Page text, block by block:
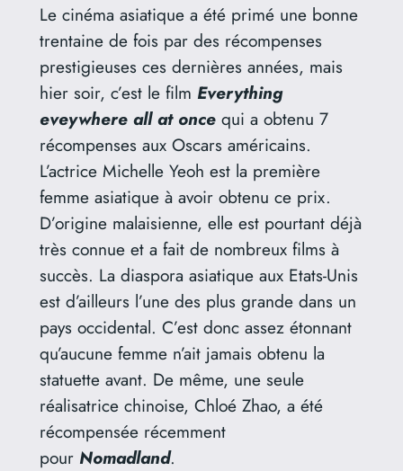
Le cinéma asiatique a été primé une bonne
trentaine de fois par des récompenses
prestigieuses ces dernières années, mais
hier soir, c’est le film Everything
eveywhere all at once qui a obtenu 7
récompenses aux Oscars américains.
L’actrice Michelle Yeoh est la première
femme asiatique à avoir obtenu ce prix.
D’origine malaisienne, elle est pourtant déjà
très connue et a fait de nombreux films à
succès. La diaspora asiatique aux Etats-Unis
est d’ailleurs l’une des plus grande dans un
pays occidental. C’est donc assez étonnant
qu’aucune femme n’ait jamais obtenu la
statuette avant. De même, une seule
réalisatrice chinoise, Chloé Zhao, a été
récompensée récemment
pour Nomadland.